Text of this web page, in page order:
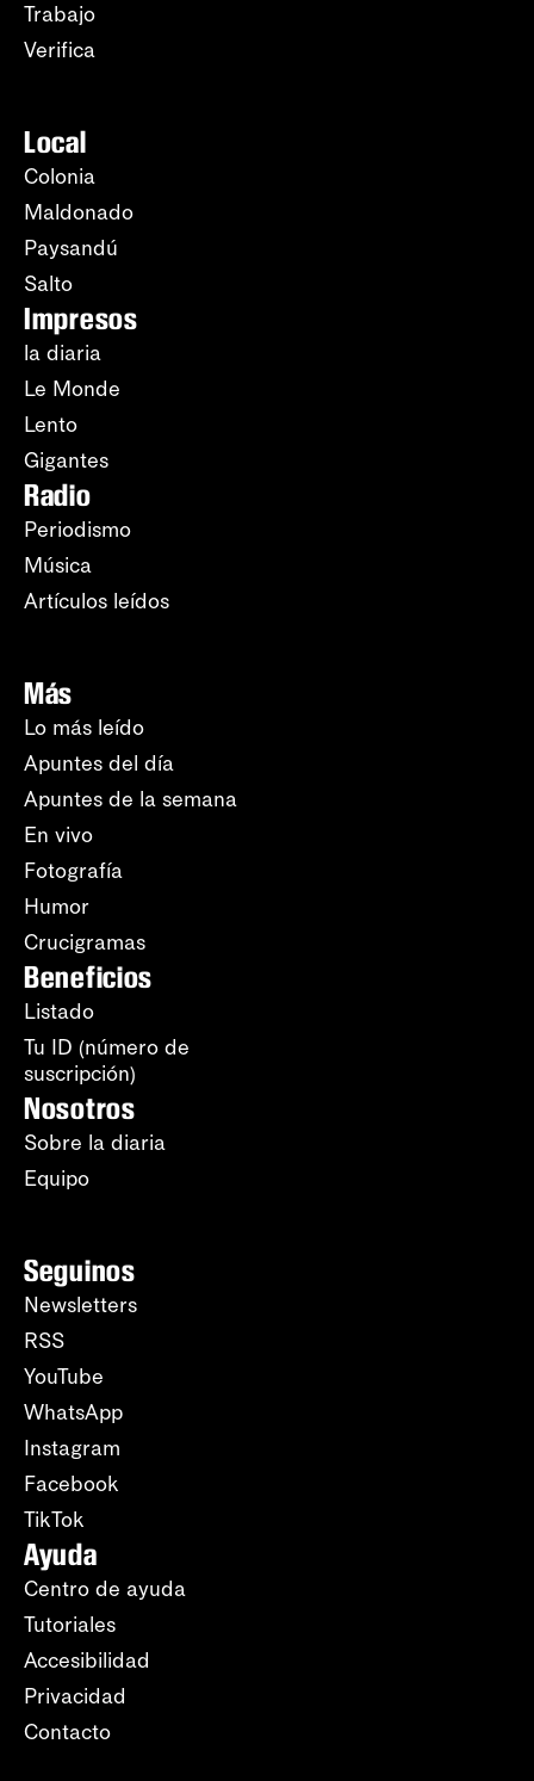
Trabajo
Verifica
Local
Colonia
Maldonado
Paysandú
Salto
Impresos
la diaria
Le Monde
Lento
Gigantes
Radio
Periodismo
Música
Artículos leídos
Más
Lo más leído
Apuntes del día
Apuntes de la semana
En vivo
Fotografía
Humor
Crucigramas
Beneficios
Listado
Tu ID (número de
suscripción)
Nosotros
Sobre la diaria
Equipo
Seguinos
Newsletters
RSS
YouTube
WhatsApp
Instagram
Facebook
TikTok
Ayuda
Centro de ayuda
Tutoriales
Accesibilidad
Privacidad
Contacto